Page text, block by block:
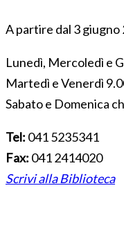
A partire dal 3 giugno
Lunedì, Mercoledì e
Martedì e Venerdì
Sabato e Domenica
Tel: 041 5235341
Fax: 041 2414020
Scrivi alla Biblioteca